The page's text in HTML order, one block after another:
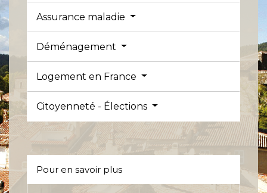
Assurance maladie
Déménagement
Logement en France
Citoyenneté - Élections
Pour en savoir plus